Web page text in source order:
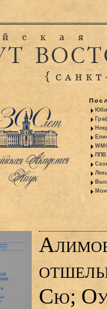
ППВ
Сю;